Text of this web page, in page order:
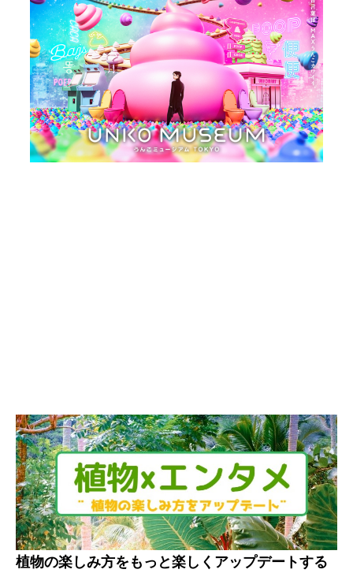
植物の楽しみ方をもっと楽しくアップデートする